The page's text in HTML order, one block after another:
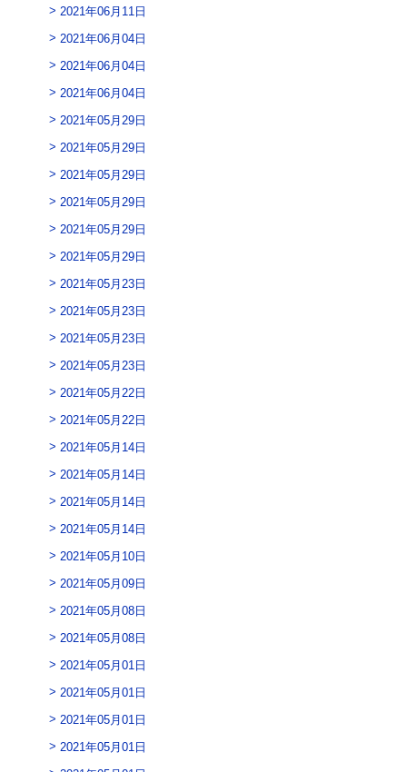
2021年06月11日
2021年06月04日
2021年06月04日
2021年06月04日
2021年05月29日
2021年05月29日
2021年05月29日
2021年05月29日
2021年05月29日
2021年05月29日
2021年05月23日
2021年05月23日
2021年05月23日
2021年05月23日
2021年05月22日
2021年05月22日
2021年05月14日
2021年05月14日
2021年05月14日
2021年05月14日
2021年05月10日
2021年05月09日
2021年05月08日
2021年05月08日
2021年05月01日
2021年05月01日
2021年05月01日
2021年05月01日